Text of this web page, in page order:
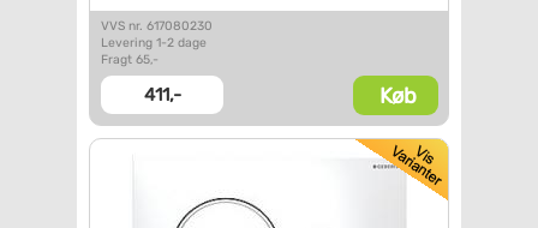
VVS nr. 617080230
Levering 1-2 dage
Fragt 65,-
411,- Køb